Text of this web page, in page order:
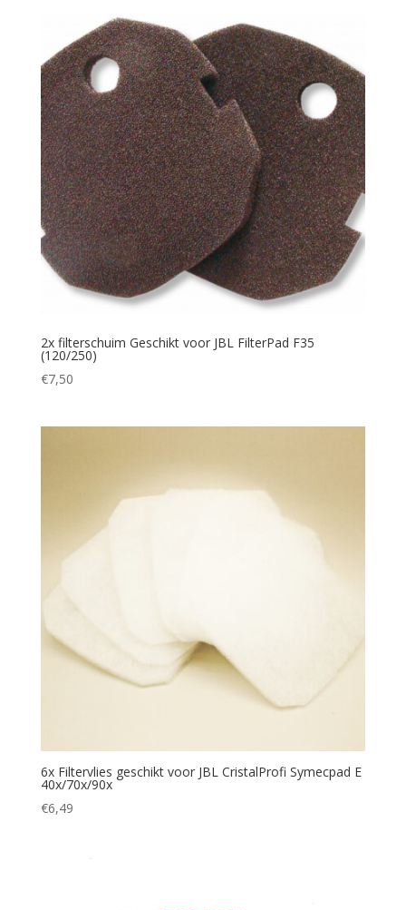
2x filterschuim Geschikt voor JBL FilterPad F35
(120/250)
€7,50
6x Filtervlies geschikt voor JBL CristalProfi Symecpad E
40x/70x/90x
€6,49